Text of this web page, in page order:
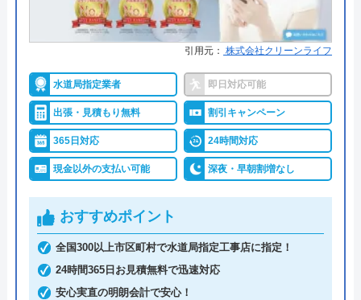
対応エリア 全国
クラシアンのクチコミ on
3.9 105件のクチコミ）
※クチコミの内容について
2 か月前
ことができます。24時間年中無休で営業しているの
で、緊急のトラブルがあった際もお気軽にご連絡く
公式サイトを見る
0120-49-8996
株式会社あんしーのクチコミ on
※クチコミの内容について
引用元： 株式会社クリーンライフ
水道局指定業者 即日対応可能
出張・見積もり無料 割引キャンペーン
365日対応 24時間対応
現金以外の支払い可能 深夜・早朝割増なし
おすすめポイント
全国300以上市区町村で水道局指定工事店に指定！
24時間365日お見積無料で迅速対応
安心実直の明朗会計で安心！